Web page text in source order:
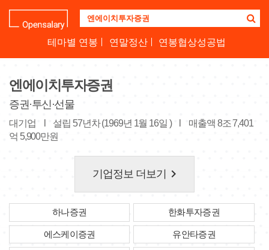
기
업
명
하
테마별 연봉 연말정산 연봉협상성공법
엔에이치투자증권
증권·투신·선물
대기업 설립 57년차 (1969년 1월 16일 )
매출액 8조 7,401
억 5,900만원
기업정보 더보기 keyboard_arrow_right
하나증권 한화투자증권
에스케이증권 유안타증권